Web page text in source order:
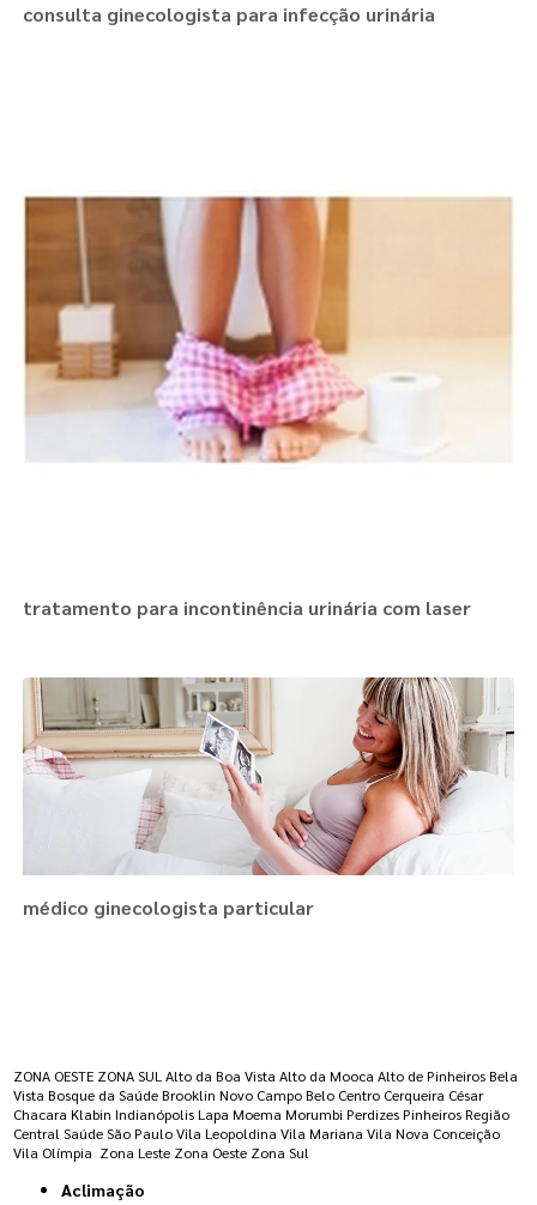
consulta ginecologista para infecção urinária
tratamento para incontinência urinária com laser
médico ginecologista particular
ZONA OESTE ZONA SUL Alto da Boa Vista Alto da Mooca Alto de Pinheiros Bela
Vista Bosque da Saúde Brooklin Novo Campo Belo Centro Cerqueira César
Chacara Klabin Indianópolis Lapa Moema Morumbi Perdizes Pinheiros Região
Central Saúde São Paulo Vila Leopoldina Vila Mariana Vila Nova Conceição
Vila Olímpia Zona Leste Zona Oeste Zona Sul
Aclimação